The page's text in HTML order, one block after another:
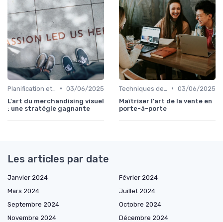
• 03/06/2025
L'art du merchandising visuel
: une stratégie gagnante
• 03/06/2025
Maîtriser l'art de la vente en
porte-à-porte
Les articles par date
Janvier 2024
Février 2024
Mars 2024
Juillet 2024
Septembre 2024
Octobre 2024
Novembre 2024
Décembre 2024